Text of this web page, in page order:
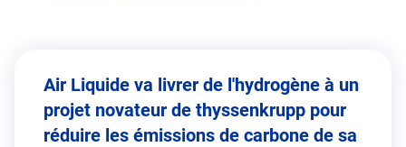
Air Liquide va livrer de l'hydrogène à un
projet novateur de thyssenkrupp pour
réduire les émissions de carbone de sa